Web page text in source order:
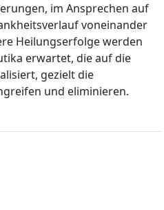
im Ansprechen auf
voneinander
Heilungserfolge werden
erwartet, die auf die
gezielt die
und eliminieren.